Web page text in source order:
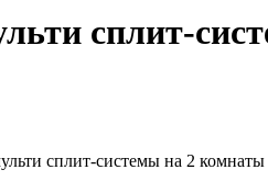
сплит-
сплит-системы на 2